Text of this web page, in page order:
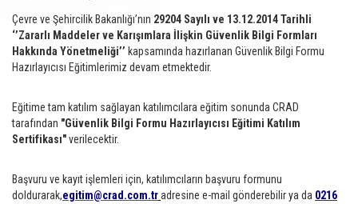
Çevre ve Şehircilik Bakanlığı’nın 29204 Sayılı ve 13.12.2014 Tarihli
‘’Zararlı Maddeler ve Karışımlara İlişkin Güvenlik Bilgi Formları
Hakkında Yönetmeliği’’ kapsamında hazırlanan Güvenlik Bilgi Formu
Hazırlayıcısı Eğitimlerimiz devam etmektedir.
Eğitime tam katılım sağlayan katılımcılara eğitim sonunda CRAD
tarafından "Güvenlik Bilgi Formu Hazırlayıcısı Eğitimi Katılım
Sertifikası"verilecektir.
Başvuru ve kayıt işlemleri için, katılımcıların başvuru formunu
doldurarak,egitim@crad.com.tradresine e-mail gönderebilir ya da 0216